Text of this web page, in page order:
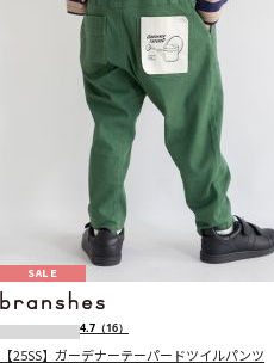
SALE
4.7 （16）
【25SS】ガーデナーテーパードツイルパンツ